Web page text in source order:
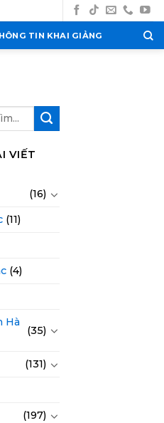
TIN KHAI GIẢNG
VIẾT
(16)
(11)
(4)
Hà
(35)
(131)
(197)